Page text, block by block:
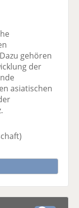
gehören
der
asiatischen